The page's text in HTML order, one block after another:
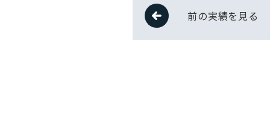
前の実績を見る